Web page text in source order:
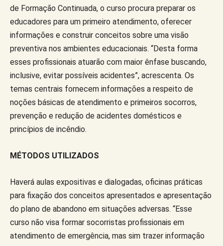
de Formação Continuada, o curso procura preparar os
educadores para um primeiro atendimento, oferecer
informações e construir conceitos sobre uma visão
preventiva nos ambientes educacionais. “Desta forma
esses profissionais atuarão com maior ênfase buscando,
inclusive, evitar possíveis acidentes”, acrescenta. Os
temas centrais fornecem informações a respeito de
noções básicas de atendimento e primeiros socorros,
prevenção e redução de acidentes domésticos e
princípios de incêndio.
MÉTODOS UTILIZADOS
Haverá aulas expositivas e dialogadas, oficinas práticas
para fixação dos conceitos apresentados e apresentação
do plano de abandono em situações adversas. “Esse
curso não visa formar socorristas profissionais em
atendimento de emergência, mas sim trazer informação